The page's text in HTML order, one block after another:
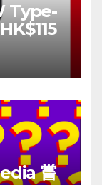
Type-
嘗